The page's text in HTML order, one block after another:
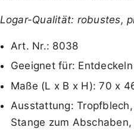
Logar-Qualität: robustes,
Art. Nr.: 8038
Geeignet für:
Maße (L x B x H): 70 x
Ausstattung:
Stange zum